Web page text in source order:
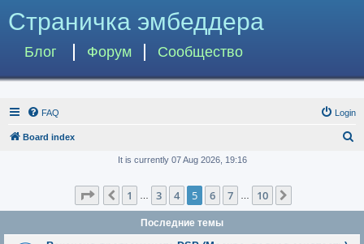
Страничка эмбеддера
Блог Форум Сообщество
FAQ Login
Board index
c
h
It is currently 07 Aug 2026, 19:16
Page of10
Previous
1 3 4 5 6 7 10
Последние темы